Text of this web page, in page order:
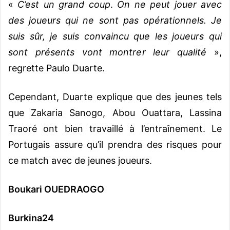
« C’est un grand coup. On ne peut jouer avec
des joueurs qui ne sont pas opérationnels. Je
suis sûr, je suis convaincu que les joueurs qui
sont présents vont montrer leur qualité »,
regrette Paulo Duarte.
Cependant, Duarte explique que des jeunes tels
que Zakaria Sanogo, Abou Ouattara, Lassina
Traoré ont bien travaillé à l’entraînement. Le
Portugais assure qu’il prendra des risques pour
ce match avec de jeunes joueurs.
Boukari OUEDRAOGO
Burkina24